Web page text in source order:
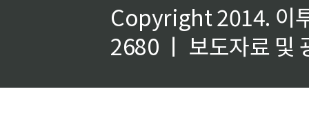
Copyright 2014. 이
2680 ㅣ 보도자료